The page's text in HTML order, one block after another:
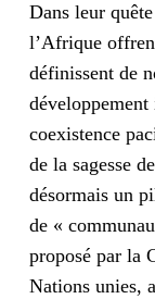
Dans leur
l’Afrique
définissent de
coexistence
de la sagesse
désormais un
de «
proposé par la
Nations unies,